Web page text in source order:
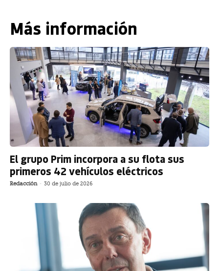
Más información
El grupo Prim incorpora a su flota sus
primeros 42 vehículos eléctricos
Redacción - 30 de julio de 2026